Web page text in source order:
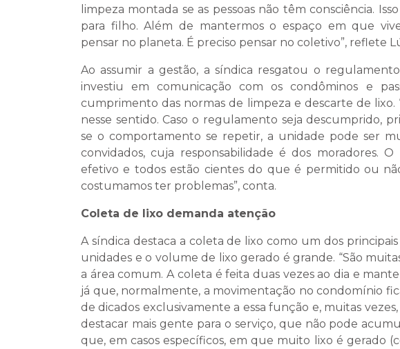
limpeza montada se as pessoas não têm consciência.
para filho. Além de mantermos o espaço em que
pensar no planeta. É preciso pensar no coletivo”, reflete
Ao assumir a gestão, a síndica resgatou o
investiu em comunicação com os condôminos e
cumprimento das normas de limpeza e descarte de lixo.
nesse sentido. Caso o regulamento seja descumprido,
se o comportamento se repetir, a unidade pode ser
convidados, cuja responsabilidade é dos moradores.
efetivo e todos estão cientes do que é permitido ou
costumamos ter problemas”, conta.
Coleta de lixo demanda atenção
A síndica destaca a coleta de lixo como um dos
unidades e o volume de lixo gerado é grande. “São
a área comum. A coleta é feita duas vezes ao dia e
já que, normalmente, a movimentação no condomínio
de dicados exclusivamente a essa função e, muitas
destacar mais gente para o serviço, que não pode
que, em casos específicos, em que muito lixo é gerado